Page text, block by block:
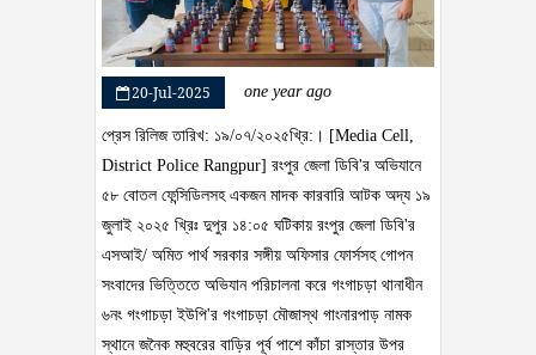
20-Jul-2025 one year ago
প্রেস রিলিজ তারিখ: ১৯/০৭/২০২৫খ্রি:। [Media Cell,
District Police Rangpur] রংপুর জেলা ডিবি'র অভিযানে
৫৮ বোতল ফেন্সিডিলসহ একজন মাদক কারবারি আটক অদ্য ১৯
জুলাই ২০২৫ খ্রিঃ দুপুর ১৪:০৫ ঘটিকায় রংপুর জেলা ডিবি'র
এসআই/ অমিত পার্থ সরকার সঙ্গীয় অফিসার ফোর্সসহ গোপন
সংবাদের ভিত্তিতে অভিযান পরিচালনা করে গংগাচড়া থানাধীন
৬নং গংগাচড়া ইউপি'র গংগাচড়া মৌজাস্থ গাংনারপাড় নামক
স্থানে জনৈক মহুবরের বাড়ির পূর্ব পাশে কাঁচা রাস্তার উপর